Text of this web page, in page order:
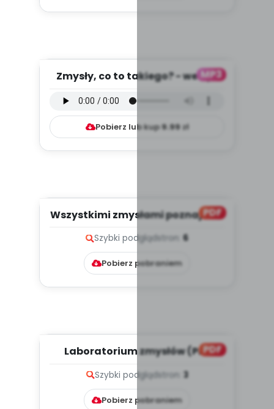
MP3
Zmysły, co to takiego? - wersja
Pobierz lub kup9.99zł
PDF
Wszystkimi zmysłami poznajemy
Szybki podgląd stron: 6
Pobierz pobraniem
PDF
Laboratorium zmysłów (PD)
Szybki podglądstron: 3
Pobierz pobraniem